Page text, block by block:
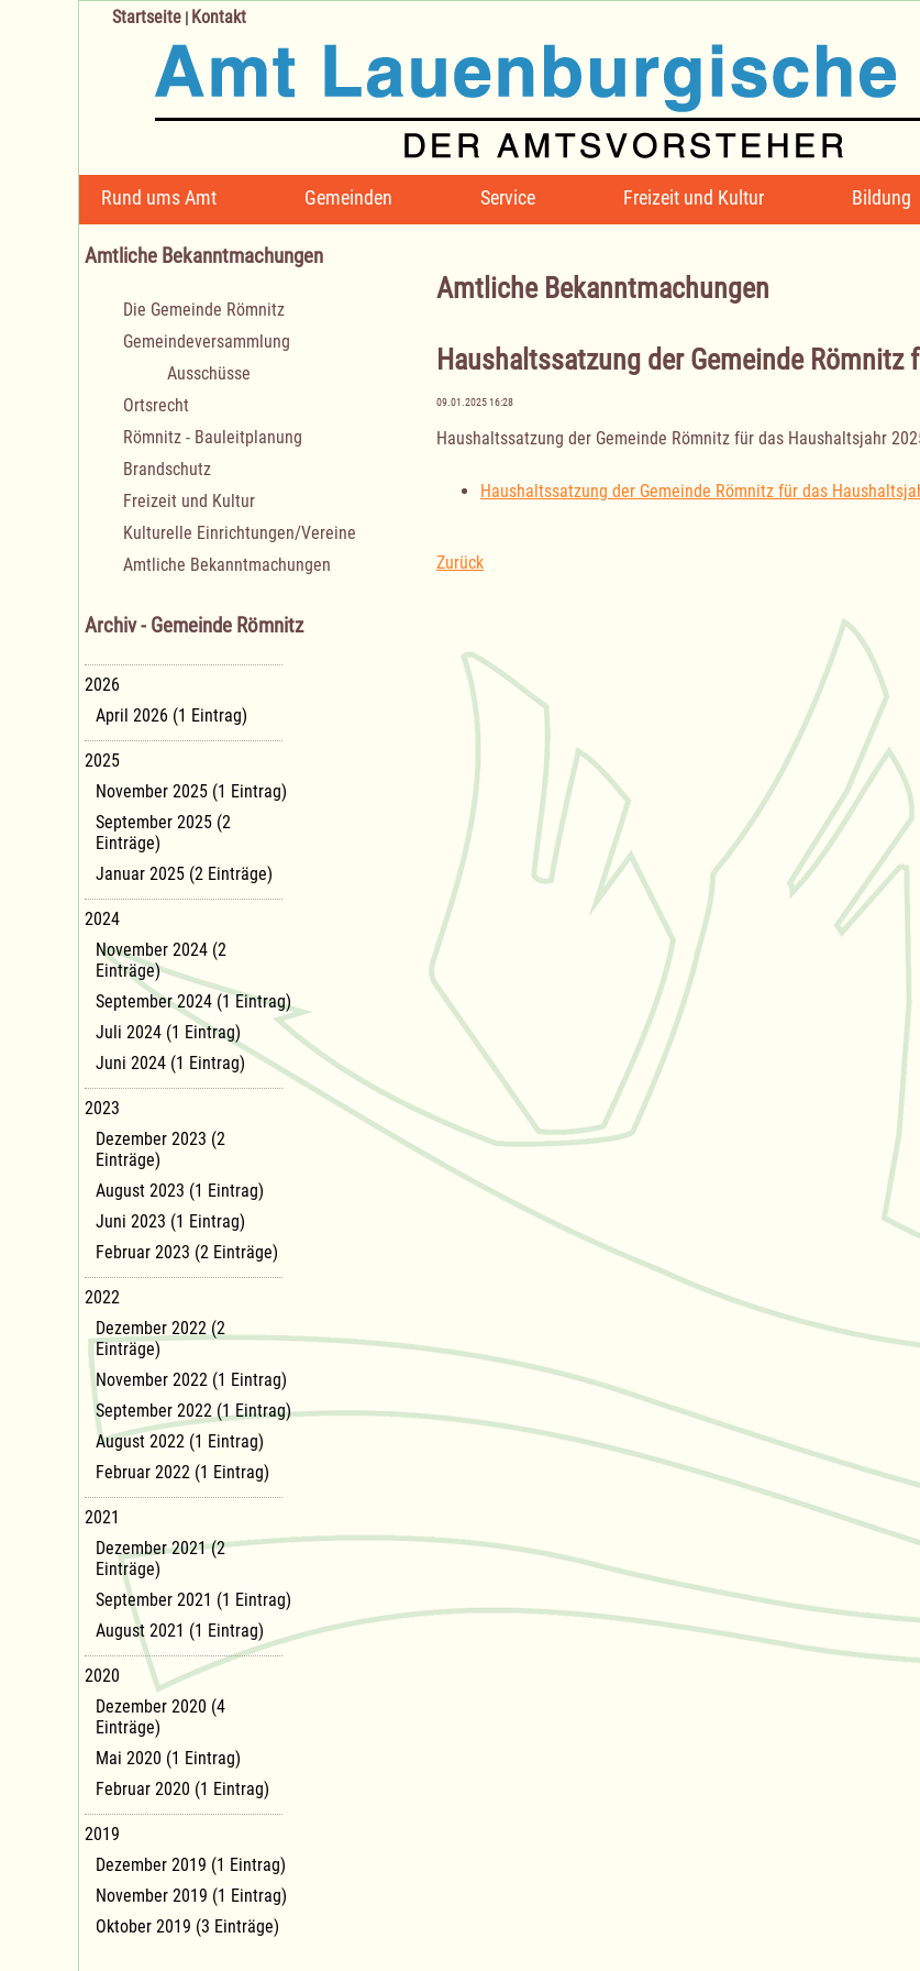
Navigation
überspringen
Rund ums Amt Gemeinden Service Freizeit und Kultur Bildung
Startseite | Kontakt
Amtliche Bekanntmachungen
Haushaltssatzung der Gemeinde
09.01.2025 16:28
Haushaltssatzung der Gemeinde Römnitz für das Haushaltsjahr
Haushaltssatzung der Gemeinde Römnitz für das
Zurück
Amtliche Bekanntmachungen
Navigation
überspringen
Die Gemeinde Römnitz
Gemeindeversammlung
Ausschüsse
Ortsrecht
Römnitz - Bauleitplanung
Brandschutz
Freizeit und Kultur
Kulturelle Einrichtungen/Vereine
Amtliche Bekanntmachungen
Archiv - Gemeinde Römnitz
2026
April 2026 (1 Eintrag)
2025
November 2025 (1 Eintrag)
September 2025 (2
Einträge)
Januar 2025 (2 Einträge)
2024
November 2024 (2
Einträge)
September 2024 (1 Eintrag)
Juli 2024 (1 Eintrag)
Juni 2024 (1 Eintrag)
2023
Dezember 2023 (2
Einträge)
August 2023 (1 Eintrag)
Juni 2023 (1 Eintrag)
Februar 2023 (2 Einträge)
2022
Dezember 2022 (2
Einträge)
November 2022 (1 Eintrag)
September 2022 (1 Eintrag)
August 2022 (1 Eintrag)
Februar 2022 (1 Eintrag)
2021
Dezember 2021 (2
Einträge)
September 2021 (1 Eintrag)
August 2021 (1 Eintrag)
2020
Dezember 2020 (4
Einträge)
Mai 2020 (1 Eintrag)
Februar 2020 (1 Eintrag)
2019
Dezember 2019 (1 Eintrag)
November 2019 (1 Eintrag)
Oktober 2019 (3 Einträge)